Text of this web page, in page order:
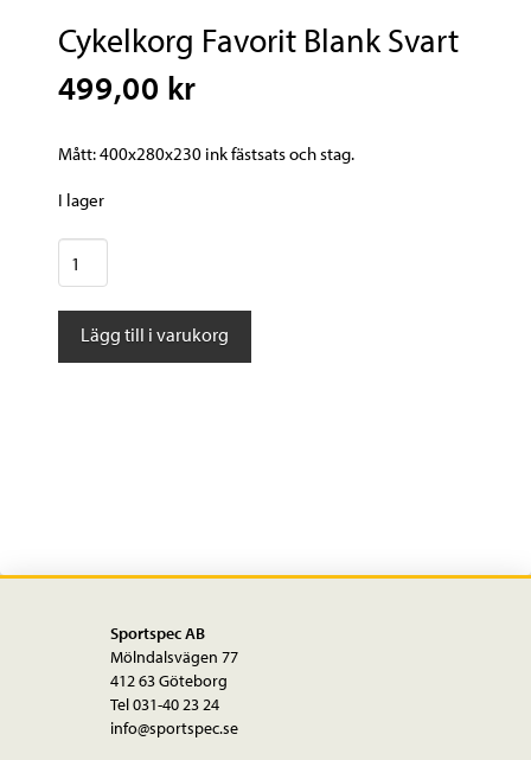
Cykelkorg Favorit Blank Svart
499,00 kr
Mått: 400x280x230 ink fästsats och stag.
I lager
Cykelkorg
Favorit
Blank
SvartLägg till i varukorg
Sportspec AB
Mölndalsvägen 77
412 63 Göteborg
Tel 031-40 23 24
info@sportspec.se